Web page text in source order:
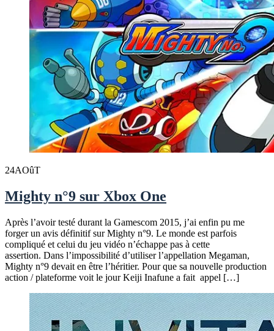
24AOûT
Mighty n°9 sur Xbox One
Après l’avoir testé durant la Gamescom 2015, j’ai enfin pu me
forger un avis définitif sur Mighty n°9. Le monde est parfois
compliqué et celui du jeu vidéo n’échappe pas à cette
assertion. Dans l’impossibilité d’utiliser l’appellation Megaman,
Mighty n°9 devait en être l’héritier. Pour que sa nouvelle production
action / plateforme voit le jour Keiji Inafune a fait appel […]